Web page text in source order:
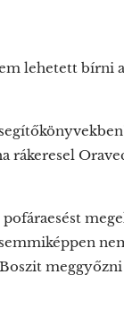
lehetett bírni
rákeresel